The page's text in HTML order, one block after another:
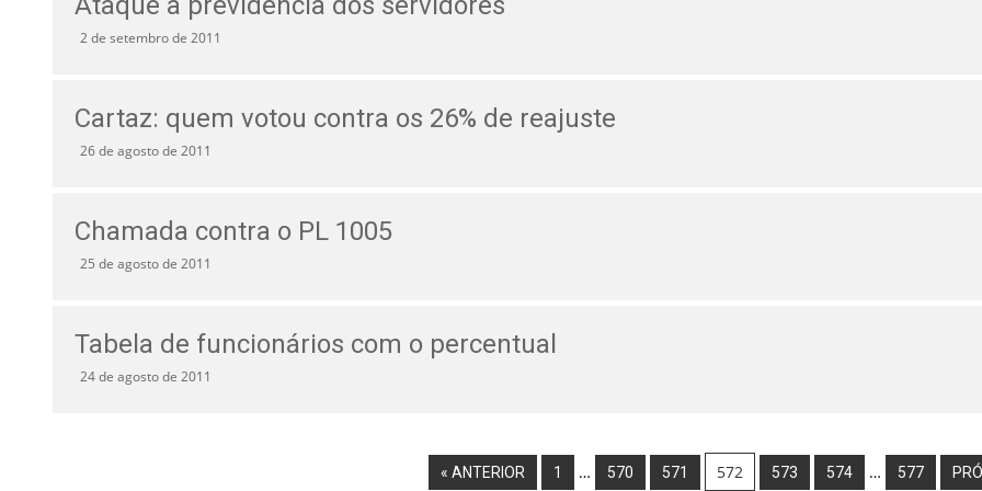
2 de setembro de 2011
Cartaz: quem votou contra os 26% de reajuste
26 de agosto de 2011
Chamada contra o PL 1005
25 de agosto de 2011
Tabela de funcionários com o percentual
24 de agosto de 2011
« ANTERIOR 1 … 570 571 572 573 574 … 577